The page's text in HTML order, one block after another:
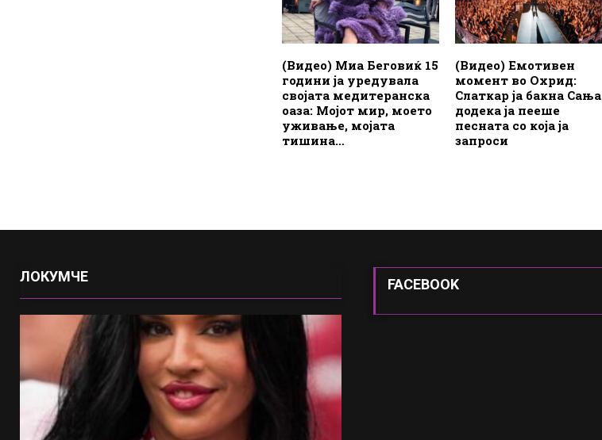
(Видео) Миа Беговиќ 15
години ја уредувала
својата медитеранска
оаза: Мојот мир, моето
уживање, мојата
тишина…
(Видео) Емотивен
момент во Охрид:
Слаткар ја бакна Сања
додека ја пееше
песната со која ја
запроси
ЛОКУМЧЕ FACEBOOK